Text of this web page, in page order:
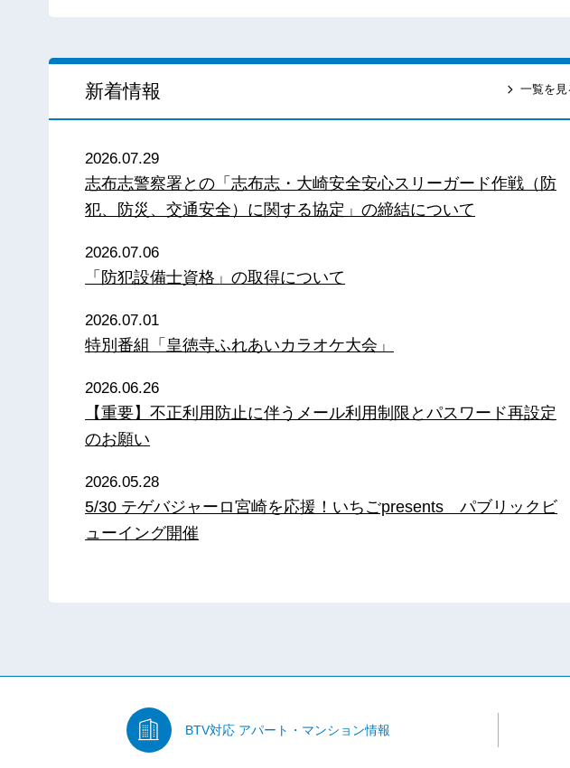
新着情報 一覧を見
2026.07.29
志布志警察署との「志布志・大崎安全安心スリーガード作戦（防
犯、防災、交通安全）に関する協定」の締結について
2026.07.06
「防犯設備士資格」の取得について
2026.07.01
特別番組「皇徳寺ふれあいカラオケ大会」
2026.06.26
【重要】不正利用防止に伴うメール利用制限とパスワード再設定
のお願い
2026.05.28
5/30 テゲバジャーロ宮崎を応援！いちごpresents パブリックビ
ューイング開催
BTV対応 アパート・マンション情報